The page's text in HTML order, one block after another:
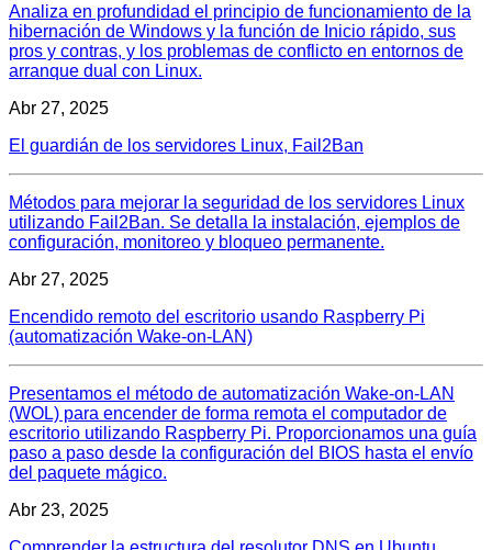
Analiza en profundidad el principio de funcionamiento de la
hibernación de Windows y la función de Inicio rápido, sus
pros y contras, y los problemas de conflicto en entornos de
arranque dual con Linux.
Abr 27, 2025
El guardián de los servidores Linux, Fail2Ban
Métodos para mejorar la seguridad de los servidores Linux
utilizando Fail2Ban. Se detalla la instalación, ejemplos de
configuración, monitoreo y bloqueo permanente.
Abr 27, 2025
Encendido remoto del escritorio usando Raspberry Pi
(automatización Wake-on-LAN)
Presentamos el método de automatización Wake-on-LAN
(WOL) para encender de forma remota el computador de
escritorio utilizando Raspberry Pi. Proporcionamos una guía
paso a paso desde la configuración del BIOS hasta el envío
del paquete mágico.
Abr 23, 2025